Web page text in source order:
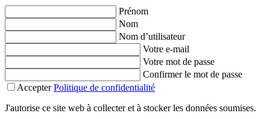
Prénom
Nom
Nom d’utilisateur
Votre e-mail
Votre mot de passe
Confirmer le mot de passe
AccepterPolitique de confidentialité
J'autorise ce site web à collecter et à stocker les données soumises.